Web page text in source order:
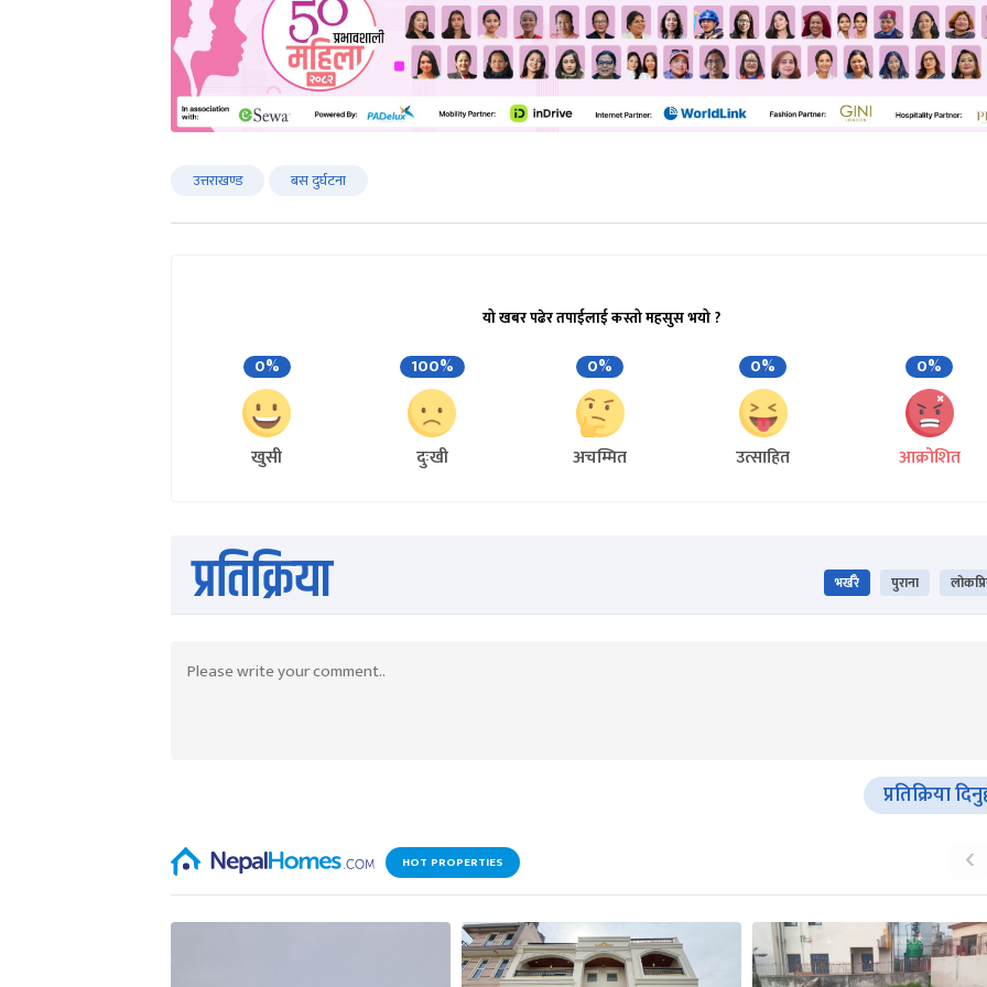
उत्तराखण्ड बस दुर्घटना
यो खबर पढेर तपाईलाई कस्तो महसुस भयो ?
0%
खुसी
100%
दुःखी
0%
अचम्मित
0%
उत्साहित
0%
आक्रोशित
प्रतिक्रिया भर्खरै पुराना
प्रतिक्रिया
HOT PROPERTIES ‹